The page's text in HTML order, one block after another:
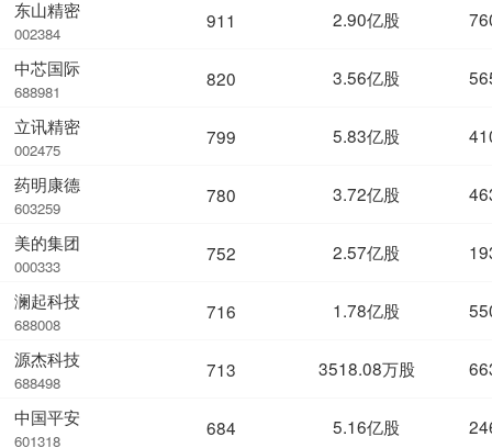
东山精密
002384
中芯国际
688981
立讯精密
002475
药明康德
603259
美的集团
000333
澜起科技
688008
源杰科技
688498
中国平安
601318
911 2.90亿股
820 3.56亿股
799 5.83亿股
780 3.72亿股
752 2.57亿股
716 1.78亿股
713 3518.08万股
684 5.16亿股